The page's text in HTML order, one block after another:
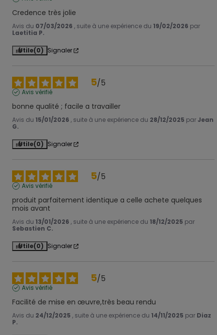
Credence très jolie
Avis du 07/03/2026 , suite à une expérience du 19/02/2026 par
Laetitia P.
Utile(0) Signaler
5/5
Avis vérifié
bonne qualité ; facile a travailler
Avis du 15/01/2026 , suite à une expérience du 28/12/2025 parJean
G.
Utile(0) Signaler
5/5
Avis vérifié
produit parfaitement identique a celle achete quelques
mois avant
Avis du 13/01/2026 , suite à une expérience du 18/12/2025 par
Sebastien C.
Utile(0) Signaler
5/5
Avis vérifié
Facilité de mise en œuvre,très beau rendu
Avis du 24/12/2025 , suite à une expérience du 14/11/2025 par Diaz
P.